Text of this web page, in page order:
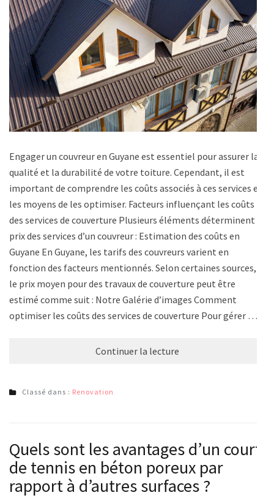
Engager un couvreur en Guyane est essentiel pour assurer la
qualité et la durabilité de votre toiture. Cependant, il est
important de comprendre les coûts associés à ces services et
les moyens de les optimiser. Facteurs influençant les coûts
des services de couverture Plusieurs éléments déterminent le
prix des services d’un couvreur : Estimation des coûts en
Guyane En Guyane, les tarifs des couvreurs varient en
fonction des facteurs mentionnés. Selon certaines sources,
le prix moyen pour des travaux de couverture peut être
estimé comme suit : Notre Galérie d’images Comment
optimiser les coûts des services de couverture Pour gérer …
Continuer la lecture
Classé dans : Renovation
Quels sont les avantages d’un court
de tennis en béton poreux par
rapport à d’autres surfaces ?